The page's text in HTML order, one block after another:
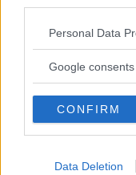
Please note that this
not limited to your
use your data for
consent section.
Personal Data
Google consents
CONFIRM
Data Deletion
men det japanska
modellnamnet ska
Den första Honda
1978 och det sista
HONDA PRELUDE